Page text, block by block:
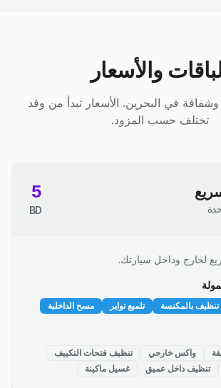
والأسعار
في البحرين. الأسعار تبدأ من وقد
تختلف حسب المزود.
5
BD
لخارج وداخل سيارتك.
تنظيف بالمكنسة تلميع تواير مسح الداخلية
واكس خارجي
تنظيف فتحات التكييف
تنظيف داخل عميق غسيل ماكينة